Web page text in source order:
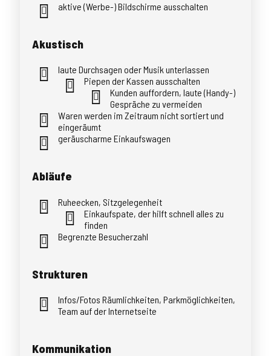
aktive (Werbe-) Bildschirme ausschalten
Akustisch
laute Durchsagen oder Musik unterlassen
Piepen der Kassen ausschalten
Kunden auffordern, laute (Handy-)
Gespräche zu vermeiden
Waren werden im Zeitraum nicht sortiert und
eingeräumt
geräuscharme Einkaufswagen
Abläufe
Ruheecken, Sitzgelegenheit
Einkaufspate, der hilft schnell alles zu
finden
Begrenzte Besucherzahl
Strukturen
Infos/Fotos Räumlichkeiten, Parkmöglichkeiten,
Team auf der Internetseite
Kommunikation